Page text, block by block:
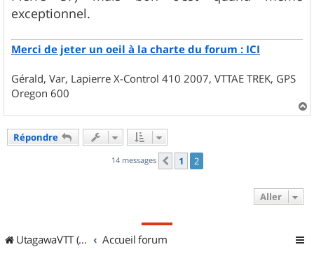
exceptionnel.
Merci de jeter un oeil à la charte du forum : ICI
Gérald, Var, Lapierre X-Control 410 2007, VTTAE TREK, GPS
Oregon 600
a
Répondre
14 messages Précédent
1 2
Aller
UtagawaVTT (Randos VTT et VTTAE avec traces GPS) Accueil forum